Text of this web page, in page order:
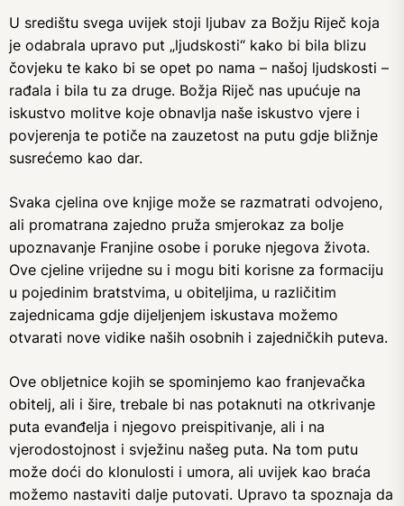
U središtu svega uvijek stoji ljubav za Božju Riječ koja
je odabrala upravo put „ljudskosti“ kako bi bila blizu
čovjeku te kako bi se opet po nama – našoj ljudskosti –
rađala i bila tu za druge. Božja Riječ nas upućuje na
iskustvo molitve koje obnavlja naše iskustvo vjere i
povjerenja te potiče na zauzetost na putu gdje bližnje
susrećemo kao dar.
Svaka cjelina ove knjige može se razmatrati odvojeno,
ali promatrana zajedno pruža smjerokaz za bolje
upoznavanje Franjine osobe i poruke njegova života.
Ove cjeline vrijedne su i mogu biti korisne za formaciju
u pojedinim bratstvima, u obiteljima, u različitim
zajednicama gdje dijeljenjem iskustava možemo
otvarati nove vidike naših osobnih i zajedničkih puteva.
Ove obljetnice kojih se spominjemo kao franjevačka
obitelj, ali i šire, trebale bi nas potaknuti na otkrivanje
puta evanđelja i njegovo preispitivanje, ali i na
vjerodostojnost i svježinu našeg puta. Na tom putu
može doći do klonulosti i umora, ali uvijek kao braća
možemo nastaviti dalje putovati. Upravo ta spoznaja da